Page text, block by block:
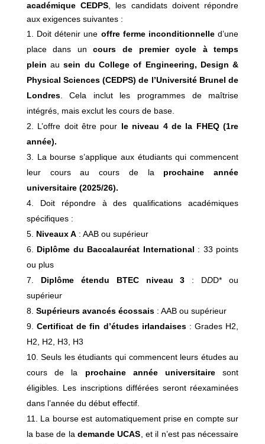
académique CEDPS , les candidats doivent répondre
aux exigences suivantes :
Doit détenir une offre ferme inconditionnelle d’une
place dans uncours de premier cycle à temps
plein ausein du College of Engineering, Design &
Physical Sciences (CEDPS) de l’Université Brunel de
Londres. Cela inclut les programmes de maîtrise
intégrés, mais exclut les cours de base.
L’offre doit être pour le niveau 4 de la FHEQ (1re
année).
La bourse s’applique aux étudiants qui commencent
leur cours au cours de la prochaine année
universitaire (2025/26).
Doit répondre à des qualifications académiques
spécifiques :
Niveaux A: AAB ou supérieur
Diplôme du Baccalauréat International : 33 points
ou plus
Diplôme étendu BTEC niveau 3 : DDD* ou
supérieur
Supérieurs avancés écossais: AAB ou supérieur
Certificat de fin d’études irlandaises: Grades H2,
H2, H2, H3, H3
Seuls les étudiants qui commencent leurs études au
cours de la prochaine année universitairesont
éligibles. Les inscriptions différées seront réexaminées
dans l’année du début effectif.
La bourse est automatiquement prise en compte sur
la base de lademande UCAS , et il n’est pas nécessaire